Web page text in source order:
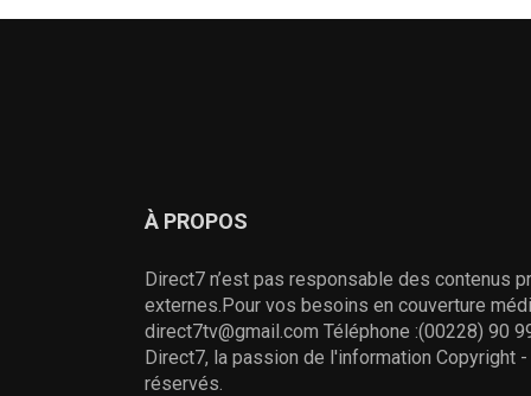
À PROPOS
Direct7 n’est pas responsable des contenus
externes.Pour vos besoins en couverture
direct7tv@gmail.com Téléphone :(00228) 90
Direct7, la passion de l'information Copyright
réservés.